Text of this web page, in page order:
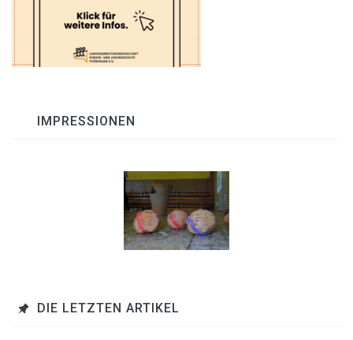
IMPRESSIONEN
DIE LETZTEN ARTIKEL